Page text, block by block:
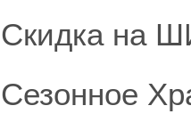
Скидка на
Сезонное